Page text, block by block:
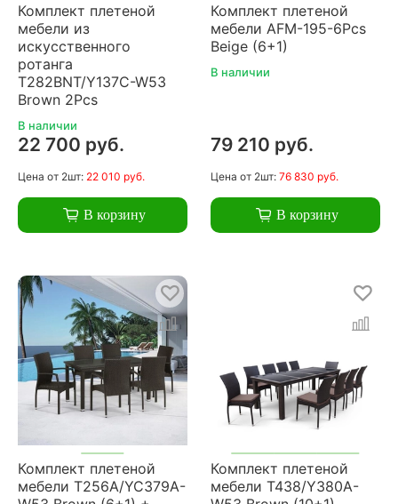
Комплект плетеной
мебели из
искусственного
ротанга
T282BNT/Y137C-W53
Brown 2Pcs
В наличии
22 700 руб.
Цена от 2шт: 22 010 руб.
В корзину
Комплект плетеной
мебели AFM-195-6Pcs
Beige (6+1)
В наличии
79 210 руб.
Цена от 2шт: 76 830 руб.
В корзину
Комплект плетеной
мебели T256A/YC379A-
Комплект плетеной
мебели T438/Y380A-